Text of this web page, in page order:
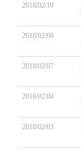
2018/02/10
2018/02/08
2018/02/07
2018/02/04
2018/02/03